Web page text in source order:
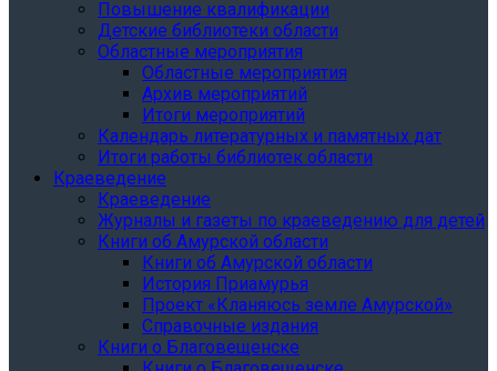
Повышение квалификации
Детские библиотеки области
Областные мероприятия
Областные мероприятия
Архив мероприятий
Итоги мероприятий
Календарь литературных и памятных дат
Итоги работы библиотек области
Краеведение
Краеведение
Журналы и газеты по краеведению для детей
Книги об Амурской области
Книги об Амурской области
История Приамурья
Проект «Кланяюсь земле Амурской»
Справочные издания
Книги о Благовещенске